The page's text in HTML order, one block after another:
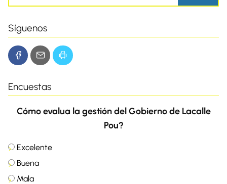
Síguenos
Encuestas
Cómo evalua la gestión del Gobierno de Lacalle
Pou?
Excelente
Buena
Mala